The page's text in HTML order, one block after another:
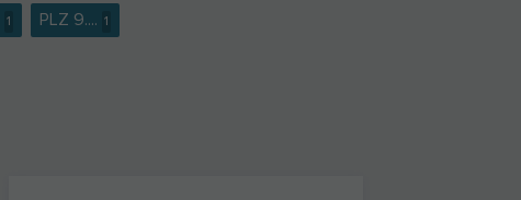
1 PLZ 9.... 1